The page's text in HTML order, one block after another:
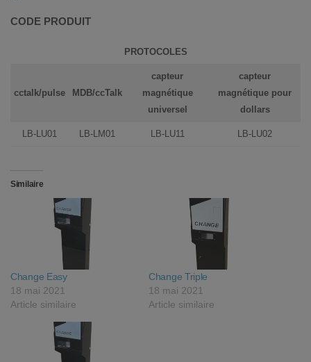
CODE PRODUIT
PROTOCOLES
cctalk/pulse MDB/ccTalk
capteur
magnétique
universel
capteur
magnétique pour
dollars
LB-LU01 LB-LM01 LB-LU11 LB-LU02
Similaire
Change Easy
18 mai 2021
Article similaire
Change Triple
18 mai 2021
Article similaire